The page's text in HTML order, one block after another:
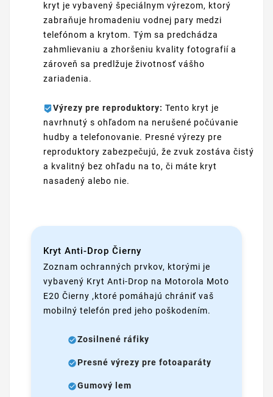
kryt je vybavený špeciálnym výrezom, ktorý
zabraňuje hromadeniu vodnej pary medzi
telefónom a krytom. Tým sa predchádza
zahmlievaniu a zhoršeniu kvality fotografií a
zároveň sa predlžuje životnosť vášho
zariadenia.
Výrezy pre reproduktory: Tento kryt je
navrhnutý s ohľadom na nerušené počúvanie
hudby a telefonovanie. Presné výrezy pre
reproduktory zabezpečujú, že zvuk zostáva čistý
a kvalitný bez ohľadu na to, či máte kryt
nasadený alebo nie.
Kryt Anti-Drop Čierny
Zoznam ochranných prvkov, ktorými je
vybavený Kryt Anti-Drop na Motorola Moto
E20 Čierny ,ktoré pomáhajú chrániť vaš
mobilný telefón pred jeho poškodením.
Zosilnené ráfiky
Presné výrezy pre fotoaparáty
Gumový lem